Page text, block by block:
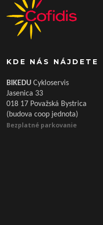
KDE NÁS NÁJDETE
BIKEDUCykloservis
Jasenica 33
018 17 Považská Bystrica
(budova coop jednota)
Bezplatné parkovanie